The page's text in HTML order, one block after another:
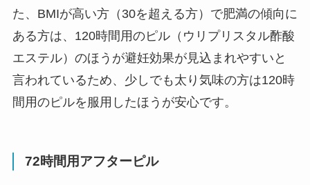
た、BMIが高い方（30を超える方）で肥満の傾向に
ある方は、 120時間用のピル（ウリプリスタル酢酸
エステル）のほうが避妊効果が見込まれやすい と
言われているため、 少しでも太り気味の方は120時
間用のピルを服用したほうが安心です。
72時間用アフターピル